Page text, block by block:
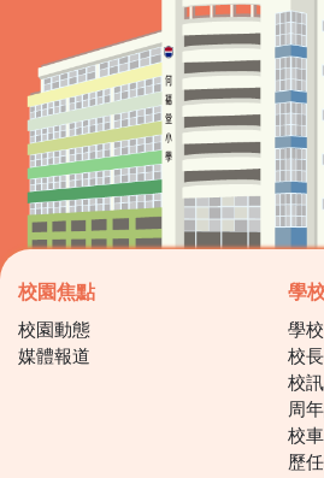
校園焦點
校園動態
媒體報道
學
學
校
校
周
校
歷